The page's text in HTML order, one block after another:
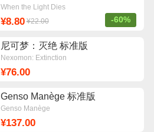
When the Light Dies
¥8.80 ¥22.00 -60%
尼可梦：灭绝 标准版
Nexomon: Extinction
¥76.00
Genso Manège 标准版
Genso Manège
¥137.00